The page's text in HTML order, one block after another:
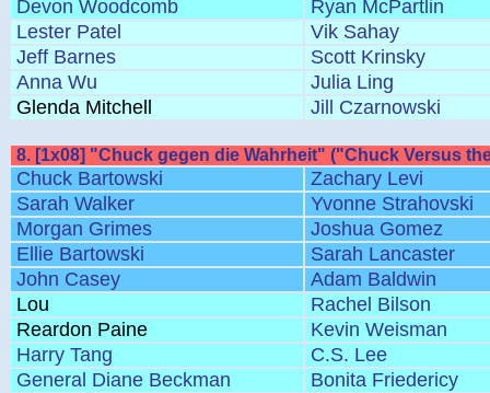
Devon Woodcomb
Ryan McPartlin
Lester Patel
Vik Sahay
Jeff Barnes
Scott Krinsky
Anna Wu
Julia Ling
Glenda Mitchell
Jill Czarnowski
8. [1x08] "Chuck gegen die Wahrheit" ("Chuck Versus
Chuck Bartowski
Zachary Levi
Sarah Walker
Yvonne Strahovski
Morgan Grimes
Joshua Gomez
Ellie Bartowski
Sarah Lancaster
John Casey
Adam Baldwin
Lou
Rachel Bilson
Reardon Paine
Kevin Weisman
Harry Tang
C.S. Lee
General Diane Beckman
Bonita Friedericy